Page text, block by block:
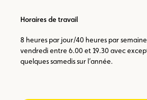
Horaires de travail
8 heures par jour/40 heures par
vendredi entre 6.00 et 19.30 avec
quelques samedis sur l’année.